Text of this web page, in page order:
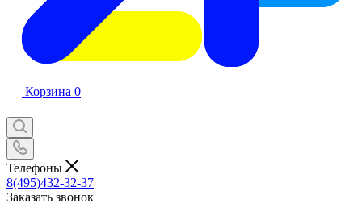
Корзина 0
Телефоны
8(495)432-32-37
Заказать звонок